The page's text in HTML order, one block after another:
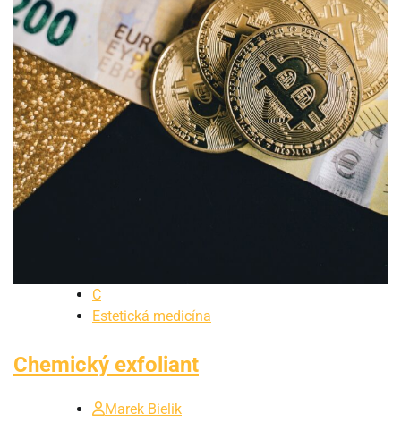
C
Estetická medicína
Chemický exfoliant
Marek Bielik